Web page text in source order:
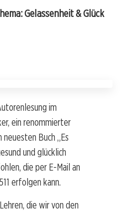
Gelassenheit & Glück
im
ein renommierter
Buch „Es
und glücklich
die per E-Mail an
erfolgen kann.
die wir von den